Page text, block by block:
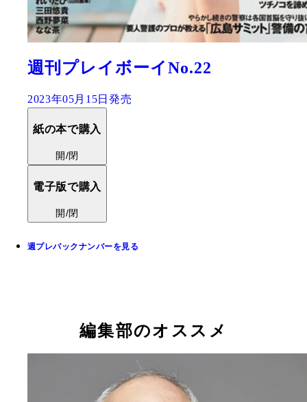
週刊プレイボーイNo.22
2023年05月15日発売
紙の本で購入
開/閉
電子版で購入
開/閉
週プレバックナンバーを見る
編集部のオススメ